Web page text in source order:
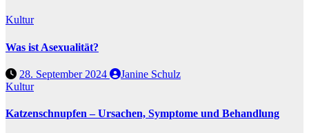
Kultur
Was ist Asexualität?
28. September 2024
Janine Schulz
Kultur
Katzenschnupfen – Ursachen, Symptome und Behandlung